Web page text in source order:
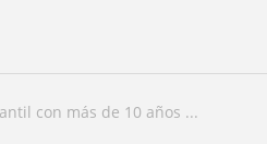
con más de 10 años ...